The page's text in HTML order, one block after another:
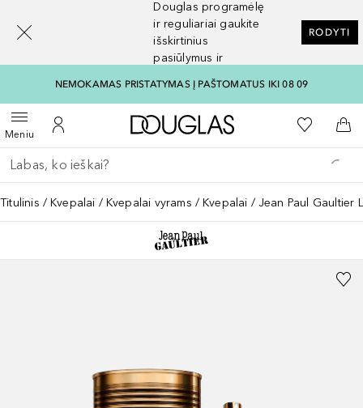
Douglas programėlę
ir reguliariai gaukite
išskirtinius
pasiūlymus ir
RODYTI
NEMOKAMAS PRISTATYMAS Į PAŠTOMATUS IKI 08 09
MeniuAtidaryti meniuĮ mano paskyrą
Į Douglas pagrindinį
Į mano
Į
Grįžk atgal
Vykdykite paiešką
Titulinis Kvepalai Kvepalai vyrams Kvepalai Jean Paul Gaultier
[navigation.slideout.screenreader]